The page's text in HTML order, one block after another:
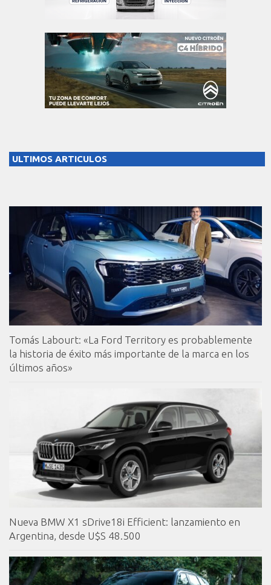
ULTIMOS ARTICULOS
Tomás Labourt: «La Ford Territory es probablemente
la historia de éxito más importante de la marca en los
últimos años»
Nueva BMW X1 sDrive18i Efficient: lanzamiento en
Argentina, desde U$S 48.500